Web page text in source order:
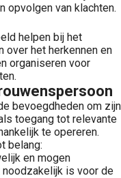
opvolgen van klachten.
helpen bij het
over het herkennen en
organiseren voor
bevoegdheden om zijn
toegang tot relevante
te opereren.
belang:
en mogen
is voor de